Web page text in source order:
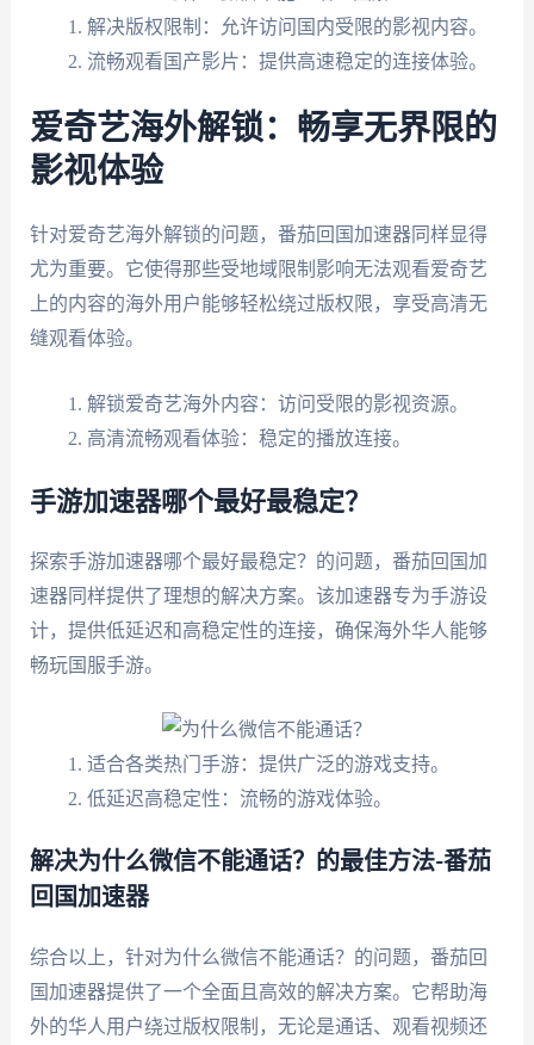
解决版权限制：允许访问国内受限的影视内容。
流畅观看国产影片：提供高速稳定的连接体验。
爱奇艺海外解锁：畅享无界限的
影视体验
针对爱奇艺海外解锁的问题，番茄回国加速器同样显得
尤为重要。它使得那些受地域限制影响无法观看爱奇艺
上的内容的海外用户能够轻松绕过版权限，享受高清无
缝观看体验。
解锁爱奇艺海外内容：访问受限的影视资源。
高清流畅观看体验：稳定的播放连接。
手游加速器哪个最好最稳定？
探索手游加速器哪个最好最稳定？的问题，番茄回国加
速器同样提供了理想的解决方案。该加速器专为手游设
计，提供低延迟和高稳定性的连接，确保海外华人能够
畅玩国服手游。
适合各类热门手游：提供广泛的游戏支持。
低延迟高稳定性：流畅的游戏体验。
解决为什么微信不能通话？的最佳方法-番茄
回国加速器
综合以上，针对为什么微信不能通话？的问题，番茄回
国加速器提供了一个全面且高效的解决方案。它帮助海
外的华人用户绕过版权限制，无论是通话、观看视频还